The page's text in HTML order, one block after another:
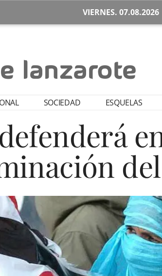
VIERNES. 07.08.2026
SOCIEDAD ESQUELAS